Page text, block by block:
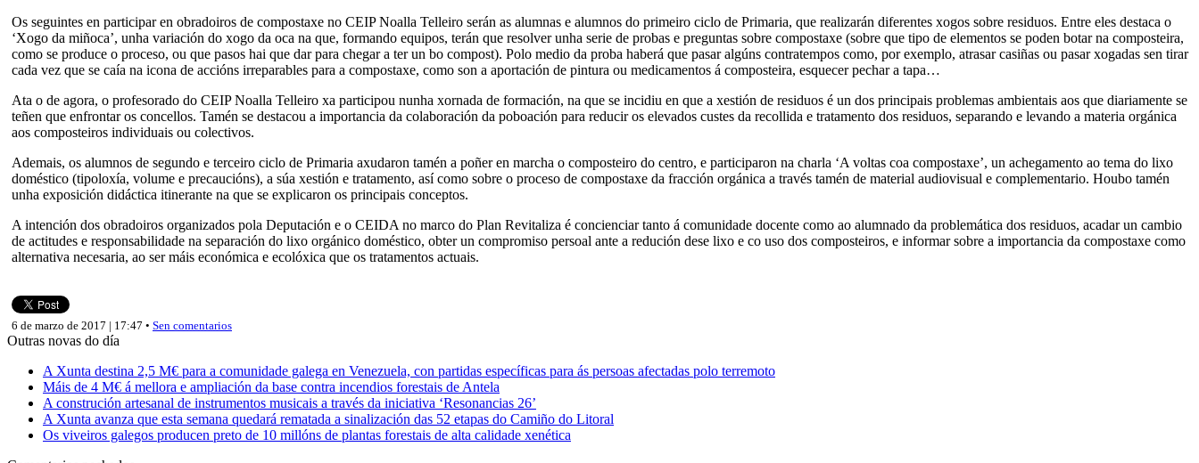
Os seguintes en participar en obradoiros de compostaxe no CEIP Noalla Telleiro serán as alumnas e alumnos do primeiro ciclo de Primaria, que realizarán diferentes xogos sobre residuos. Entre eles destaca o
‘Xogo da miñoca’, unha variación do xogo da oca na que, formando equipos, terán que resolver unha serie de probas e preguntas sobre compostaxe (sobre que tipo de elementos se poden botar na composteira,
como se produce o proceso, ou que pasos hai que dar para chegar a ter un bo compost). Polo medio da proba haberá que pasar algúns contratempos como, por exemplo, atrasar casiñas ou pasar xogadas sen tirar
cada vez que se caía na icona de accións irreparables para a compostaxe, como son a aportación de pintura ou medicamentos á composteira, esquecer pechar a tapa…
Ata o de agora, o profesorado do CEIP Noalla Telleiro xa participou nunha xornada de formación, na que se incidiu en que a xestión de residuos é un dos principais problemas ambientais aos que diariamente se
teñen que enfrontar os concellos. Tamén se destacou a importancia da colaboración da poboación para reducir os elevados custes da recollida e tratamento dos residuos, separando e levando a materia orgánica
aos composteiros individuais ou colectivos.
Ademais, os alumnos de segundo e terceiro ciclo de Primaria axudaron tamén a poñer en marcha o composteiro do centro, e participaron na charla ‘A voltas coa compostaxe’, un achegamento ao tema do lixo
doméstico (tipoloxía, volume e precaucións), a súa xestión e tratamento, así como sobre o proceso de compostaxe da fracción orgánica a través tamén de material audiovisual e complementario. Houbo tamén
unha exposición didáctica itinerante na que se explicaron os principais conceptos.
A intención dos obradoiros organizados pola Deputación e o CEIDA no marco do Plan Revitaliza é concienciar tanto á comunidade docente como ao alumnado da problemática dos residuos, acadar un cambio
de actitudes e responsabilidade na separación do lixo orgánico doméstico, obter un compromiso persoal ante a redución dese lixo e co uso dos composteiros, e informar sobre a importancia da compostaxe como
alternativa necesaria, ao ser máis económica e ecolóxica que os tratamentos actuais.
6 de marzo de 2017 | 17:47 • Sen comentarios
Outras novas do día
A Xunta destina 2,5 M€ para a comunidade galega en Venezuela, con partidas específicas para ás persoas afectadas polo terremoto
Máis de 4 M€ á mellora e ampliación da base contra incendios forestais de Antela
A construción artesanal de instrumentos musicais a través da iniciativa ‘Resonancias 26’
A Xunta avanza que esta semana quedará rematada a sinalización das 52 etapas do Camiño do Litoral
Os viveiros galegos producen preto de 10 millóns de plantas forestais de alta calidade xenética